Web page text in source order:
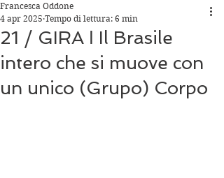
21 / GIRA ǀ Il Brasile
intero che si muove con
un unico (Grupo) Corpo
Francesca Oddone
4 apr 2025 Tempo di lettura: 6 min